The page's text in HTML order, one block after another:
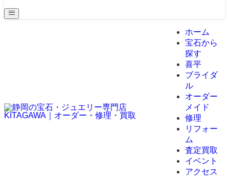
ホーム
宝石から
探す
喜平
ブライダ
ル
オーダー
メイド
修理
リフォー
ム
査定買取
イベント
アクセス